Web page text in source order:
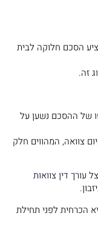
הסכם חלוקה לבית
זה.
של ההסכם נשען על
צוואה, המהווים חלק
עורך דין צוואות
הכרחית לפני תחילת